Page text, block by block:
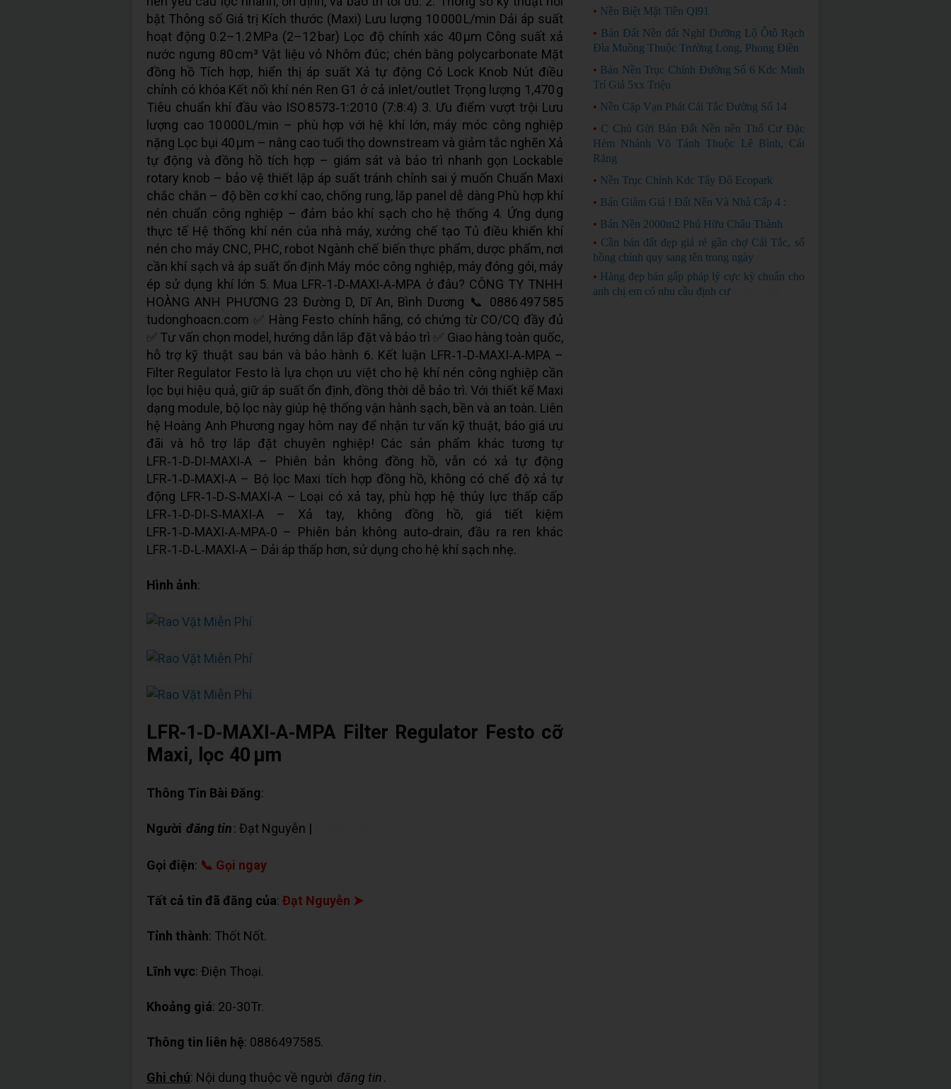
bật Thông số Giá trị Kích thước (Maxi) Lưu lượng 10 000 L/min Dải áp suất
hoạt động 0.2–1.2 MPa (2–12 bar) Lọc độ chính xác 40 µm Công suất xả
nước ngưng 80 cm³ Vật liệu vỏ Nhôm đúc; chén bằng polycarbonate Mặt
đồng hồ Tích hợp, hiển thị áp suất Xả tự động Có Lock Knob Nút điều
chỉnh có khóa Kết nối khí nén Ren G1 ở cả inlet/outlet Trọng lượng 1,470 g
Tiêu chuẩn khí đầu vào ISO 8573‑1:2010 (7:8:4) 3. Ưu điểm vượt trội Lưu
lượng cao 10 000 L/min – phù hợp với hệ khí lớn, máy móc công nghiệp
nặng Lọc bụi 40 µm – nâng cao tuổi thọ downstream và giảm tắc nghẽn Xả
tự động và đồng hồ tích hợp – giám sát và bảo trì nhanh gọn Lockable
rotary knob – bảo vệ thiết lập áp suất tránh chỉnh sai ý muốn Chuẩn Maxi
chắc chắn – độ bền cơ khí cao, chống rung, lắp panel dễ dàng Phù hợp khí
nén chuẩn công nghiệp – đảm bảo khí sạch cho hệ thống 4. Ứng dụng
thực tế Hệ thống khí nén của nhà máy, xưởng chế tạo Tủ điều khiển khí
nén cho máy CNC, PHC, robot Ngành chế biến thực phẩm, dược phẩm, nơi
cần khí sạch và áp suất ổn định Máy móc công nghiệp, máy đóng gói, máy
ép sử dụng khí lớn 5. Mua LFR‑1‑D‑MAXI‑A‑MPA ở đâu? CÔNG TY TNHH
HOÀNG ANH PHƯƠNG 23 Đường D, Dĩ An, Bình Dương 📞 0886 497 585
tudonghoacn.com ✅ Hàng Festo chính hãng, có chứng từ CO/CQ đầy đủ
✅ Tư vấn chọn model, hướng dẫn lắp đặt và bảo trì ✅ Giao hàng toàn quốc,
hỗ trợ kỹ thuật sau bán và bảo hành 6. Kết luận LFR‑1‑D‑MAXI‑A‑MPA –
Filter Regulator Festo là lựa chọn ưu việt cho hệ khí nén công nghiệp cần
lọc bụi hiệu quả, giữ áp suất ổn định, đồng thời dễ bảo trì. Với thiết kế Maxi
dạng module, bộ lọc này giúp hệ thống vận hành sạch, bền và an toàn. Liên
hệ Hoàng Anh Phương ngay hôm nay để nhận tư vấn kỹ thuật, báo giá ưu
đãi và hỗ trợ lắp đặt chuyên nghiệp! Các sản phẩm khác tương tự
LFR‑1‑D‑DI‑MAXI‑A – Phiên bản không đồng hồ, vẫn có xả tự động
LFR‑1‑D‑MAXI‑A – Bộ lọc Maxi tích hợp đồng hồ, không có chế độ xả tự
động LFR‑1‑D‑S‑MAXI‑A – Loại có xả tay, phù hợp hệ thủy lực thấp cấp
LFR‑1‑D‑DI‑S‑MAXI‑A – Xả tay, không đồng hồ, giá tiết kiệm
LFR‑1‑D‑MAXI‑A‑MPA‑0 – Phiên bản không auto‑drain, đầu ra ren khác
LFR‑1‑D‑L‑MAXI‑A – Dải áp thấp hơn, sử dụng cho hệ khí sạch nhẹ.
Hình ảnh:
LFR‑1‑D‑MAXI‑A‑MPA Filter Regulator Festo cỡ
Maxi, lọc 40 µm
Thông Tin Bài Đăng:
Người đăng tin: Đạt Nguyễn |
Gọi điện: 📞 Gọi ngay
Tất cả tin đã đăng của: Đạt Nguyễn ➤
Tỉnh thành: Thốt Nốt.
Lĩnh vực: Điện Thoại.
Khoảng giá: 20-30Tr.
Thông tin liên hệ: 0886497585.
Ghi chú: Nội dung thuộc về người đăng tin.
• Nền Biệt Mặt Tiền Ql91
• Bán Đất Nền đất Nghĩ Dưỡng Lộ Ôtô Rạch
Đìa Muồng Thuộc Trường Long, Phong Điền
• Bán Nền Trục Chính Đường Số 6 Kdc Minh
Trí Giá 5xx Triệu
• Nền Cặp Vạn Phát Cái Tắc Đường Số 14
• C Chủ Gửi Bán Đất Nền nền Thổ Cư Đặc
Hẻm Nhánh Võ Tánh Thuộc Lê Bình, Cái
Răng
• Nền Trục Chính Kdc Tây Đô Ecopark
• Bán Giảm Giá ! Đất Nền Và Nhà Cấp 4 :
• Bán Nền 2000m2 Phú Hữu Châu Thành
• Cần bán đất đẹp giá rẻ gần chợ Cái Tắc, sổ
hồng chính quy sang tên trong ngày
• Hàng đẹp bán gấp pháp lý cực kỳ chuẩn cho
anh chị em có nhu cầu định cư